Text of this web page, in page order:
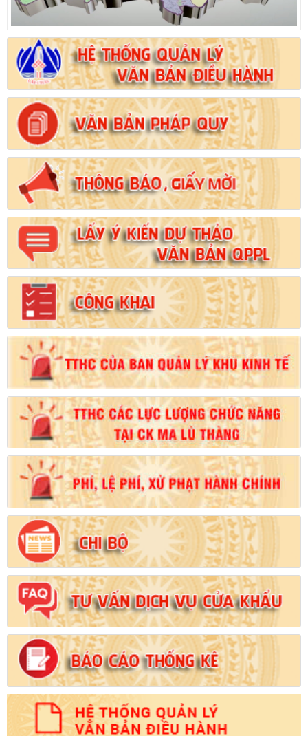
Số:102/2024/NĐ-CP
Tên:(Nghị định Quy định chi tiết thi hành một số điều của Luật
Đất đai)
Ngày ban hành: (21/08/2024)
Số:103/2024/NĐ-CP
Tên:(Nghị định Quy định về tiền sử dụng đất, tiền thuê đất)
Ngày ban hành: (21/08/2024)
Số:1731/KH-UBND
Tên:(Kế hoạch triển khai thi hành Luật Đất đai năm 2024)
Ngày ban hành: (21/08/2024)
Số:71/2024/NĐ-CP
Tên:(Nghị định Quy định về giá đất)
Ngày ban hành: (21/08/2024)
Số: 31/2024/QH15
Tên:(Luật Đất đai)